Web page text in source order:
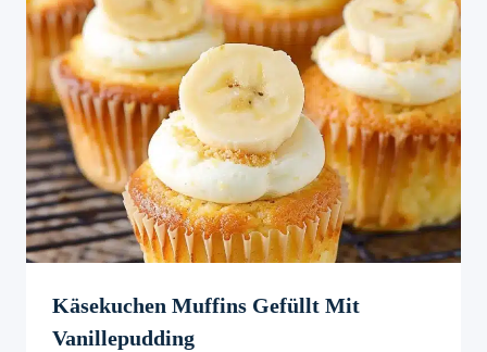
Käsekuchen Muffins Gefüllt Mit
Vanillepudding